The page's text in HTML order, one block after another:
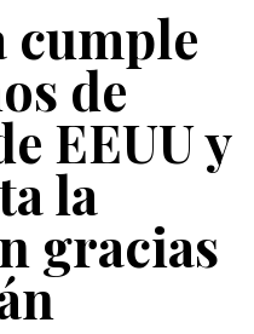
cumple
de
EEUU y
la
gracias